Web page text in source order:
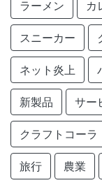
ラーメン カ
スニーカー
ネット炎上
新製品 サー
クラフトコーラ
旅行 農業